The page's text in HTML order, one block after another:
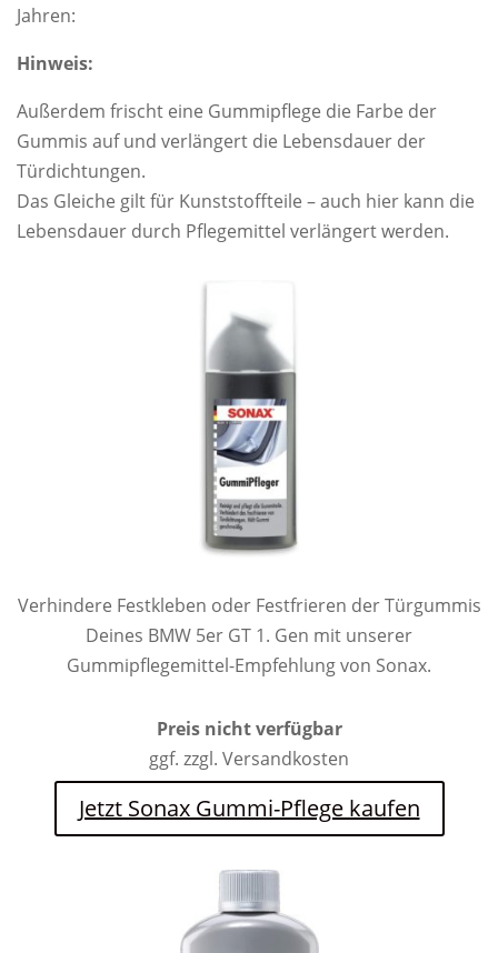
Jahren:
Hinweis:
Außerdem frischt eine Gummipflege die Farbe der
Gummis auf und verlängert die Lebensdauer der
Türdichtungen.
Das Gleiche gilt für Kunststoffteile – auch hier kann die
Lebensdauer durch Pflegemittel verlängert werden.
Verhindere Festkleben oder Festfrieren der Türgummis
Deines BMW 5er GT 1. Gen mit unserer
Gummipflegemittel-Empfehlung von Sonax.
Preis nicht verfügbar
ggf. zzgl. Versandkosten
Jetzt Sonax Gummi-Pflege kaufen